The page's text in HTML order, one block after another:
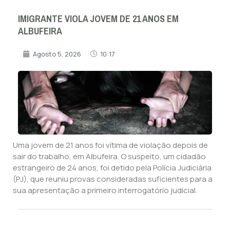
IMIGRANTE VIOLA JOVEM DE 21 ANOS EM
ALBUFEIRA
Agosto 5, 2026 10:17
Uma jovem de 21 anos foi vítima de violação depois de
sair do trabalho, em Albufeira. O suspeito, um cidadão
estrangeiro de 24 anos, foi detido pela Polícia Judiciária
(PJ), que reuniu provas consideradas suficientes para a
sua apresentação a primeiro interrogatório judicial.